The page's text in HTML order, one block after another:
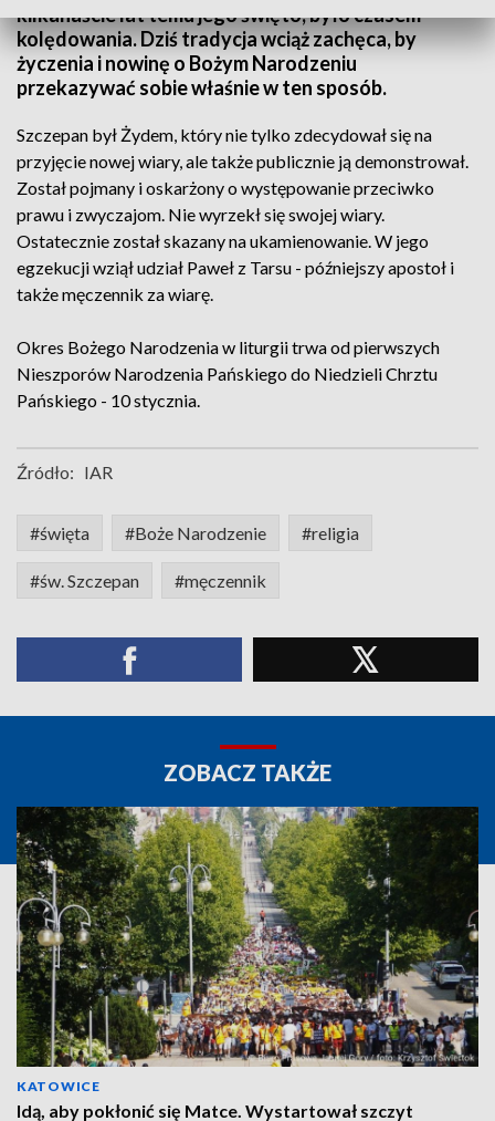
kilkanaście lat temu jego święto, było czasem
kolędowania. Dziś tradycja wciąż zachęca, by
życzenia i nowinę o Bożym Narodzeniu
przekazywać sobie właśnie w ten sposób.
Szczepan był Żydem, który nie tylko zdecydował się na
przyjęcie nowej wiary, ale także publicznie ją demonstrował.
Został pojmany i oskarżony o występowanie przeciwko
prawu i zwyczajom. Nie wyrzekł się swojej wiary.
Ostatecznie został skazany na ukamienowanie. W jego
egzekucji wziął udział Paweł z Tarsu - późniejszy apostoł i
także męczennik za wiarę.
Okres Bożego Narodzenia w liturgii trwa od pierwszych
Nieszporów Narodzenia Pańskiego do Niedzieli Chrztu
Pańskiego - 10 stycznia.
Źródło: IAR
#święta #Boże Narodzenie #religia
#św. Szczepan #męczennik
ZOBACZ TAKŻE
KATOWICE
Idą, aby pokłonić się Matce. Wystartował szczyt